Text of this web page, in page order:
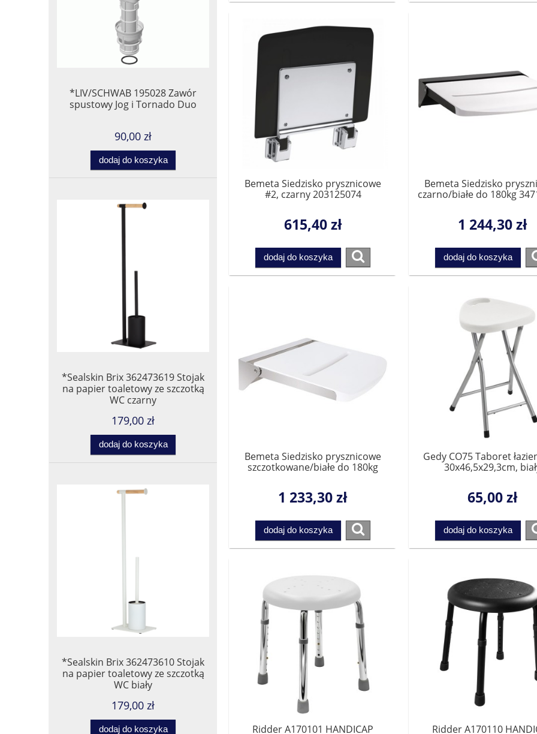
*LIV/SCHWAB 195028 Zawór
spustowy Jog i Tornado Duo
90,00 zł
dodaj do koszyka
*Sealskin Brix 362473619 Stojak
na papier toaletowy ze szczotką
WC czarny
179,00 zł
dodaj do koszyka
*Sealskin Brix 362473610 Stojak
na papier toaletowy ze szczotką
WC biały
179,00 zł
dodaj do koszyka
Bemeta Siedzisko prysznicowe
#2, czarny 203125074
615,40 zł
dodaj do koszyka
Bemeta Siedzisko
czarno/białe do 180kg
1 244,30 zł
dodaj do koszyka
Bemeta Siedzisko prysznicowe
szczotkowane/białe do 180kg
1 233,30 zł
dodaj do koszyka
Gedy CO75 Taboret
30x46,5x29,3cm,
65,00 zł
dodaj do koszyka
Ridder A170101 HANDICAP
Ridder A170110